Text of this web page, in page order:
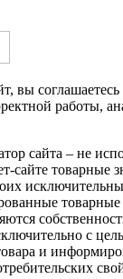
вы
работы,
сайта – не
сайте товарные
с
и